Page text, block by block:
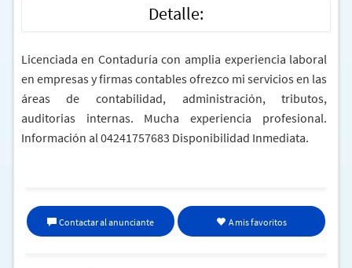
Detalle:
Licenciada en Contaduría con amplia experiencia laboral
en empresas y firmas contables ofrezco mi servicios en las
áreas de contabilidad, administración, tributos,
auditorias internas. Mucha experiencia profesional.
Información al 04241757683 Disponibilidad Inmediata.
Contactar al anunciante A mis favoritos